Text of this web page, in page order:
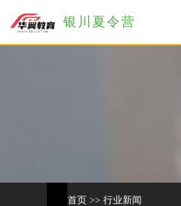
银川夏令营
首页 >> 行业新闻